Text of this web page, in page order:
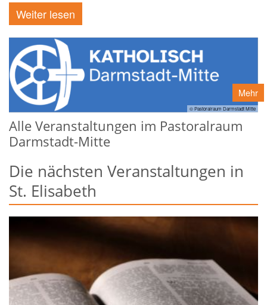
Weiter lesen
Mehr
© Pastoralraum Darmstadt Mitte
Alle Veranstaltungen im Pastoralraum
Darmstadt-Mitte
Die nächsten Veranstaltungen in
St. Elisabeth